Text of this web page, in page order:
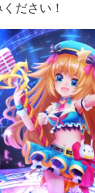
ださい！